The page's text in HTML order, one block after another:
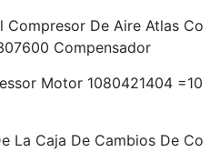
Compresor De Aire Atlas Co
Compensador
Motor 1080421404 =10
La Caja De Cambios De Co